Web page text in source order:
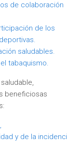
de colaboración
de los
saludables.
tabaquismo.
beneficiosas
y de la